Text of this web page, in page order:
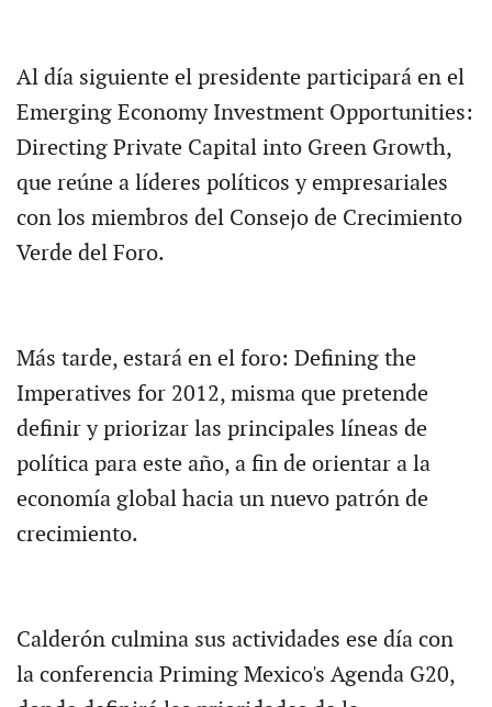
Al día siguiente el presidente participará en el
Emerging Economy Investment Opportunities:
Directing Private Capital into Green Growth,
que reúne a líderes políticos y empresariales
con los miembros del Consejo de Crecimiento
Verde del Foro.
Más tarde, estará en el foro: Defining the
Imperatives for 2012, misma que pretende
definir y priorizar las principales líneas de
política para este año, a fin de orientar a la
economía global hacia un nuevo patrón de
crecimiento.
Calderón culmina sus actividades ese día con
la conferencia Priming Mexico's Agenda G20,